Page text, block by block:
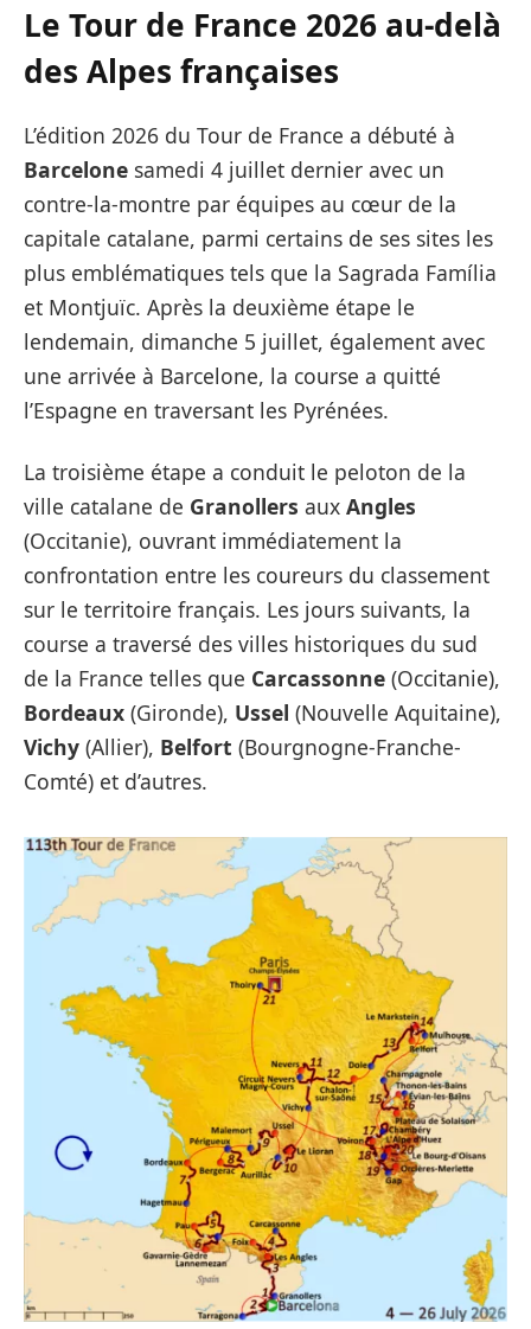
Le Tour de France 2026 au-delà
des Alpes françaises
L’édition 2026 du Tour de France a débuté à
Barcelone samedi 4 juillet dernier avec un
contre-la-montre par équipes au cœur de la
capitale catalane, parmi certains de ses sites les
plus emblématiques tels que la Sagrada Família
et Montjuïc. Après la deuxième étape le
lendemain, dimanche 5 juillet, également avec
une arrivée à Barcelone, la course a quitté
l’Espagne en traversant les Pyrénées.
La troisième étape a conduit le peloton de la
ville catalane de Granollers aux Angles
(Occitanie), ouvrant immédiatement la
confrontation entre les coureurs du classement
sur le territoire français. Les jours suivants, la
course a traversé des villes historiques du sud
de la France telles que Carcassonne (Occitanie),
Bordeaux (Gironde), Ussel (Nouvelle Aquitaine),
Vichy (Allier), Belfort (Bourgnogne-Franche-
Comté) et d’autres.